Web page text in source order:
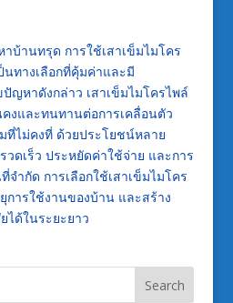
บ้านทรุด การใช้เสาเข็มไมโคร
นทางเลือกที่คุ้มค่าและมี
ญหาดังกล่าว เสาเข็มไมโครไพล์
งและทนทานต่อการเคลื่อนตัว
ไม่คงที่ ด้วยประโยชน์หลาย
วดเร็ว ประหยัดค่าใช้จ่าย และการ
ำกัด การเลือกใช้เสาเข็มไมโคร
การใช้งานของบ้าน และสร้าง
ได้ในระยะยาว